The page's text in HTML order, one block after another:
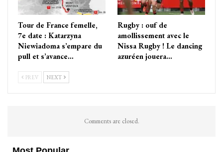
Tour de France femelle,
7e date : Katarzyna
Niewiadoma s’empare du
pull et s’avance…
Rugby : ouf de
amollissement avec le
Nissa Rugby ! Le dancing
azuréen jouera…
PREV NEXT
Comments are closed.